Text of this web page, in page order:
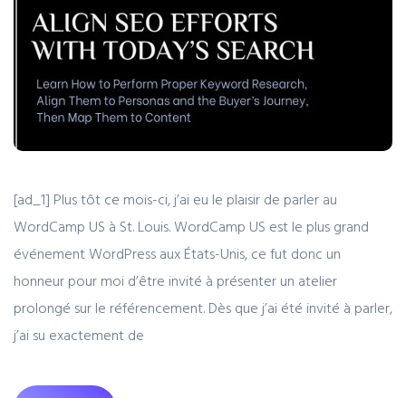
[ad_1] Plus tôt ce mois-ci, j’ai eu le plaisir de parler au
WordCamp US à St. Louis. WordCamp US est le plus grand
événement WordPress aux États-Unis, ce fut donc un
honneur pour moi d’être invité à présenter un atelier
prolongé sur le référencement. Dès que j’ai été invité à parler,
j’ai su exactement de